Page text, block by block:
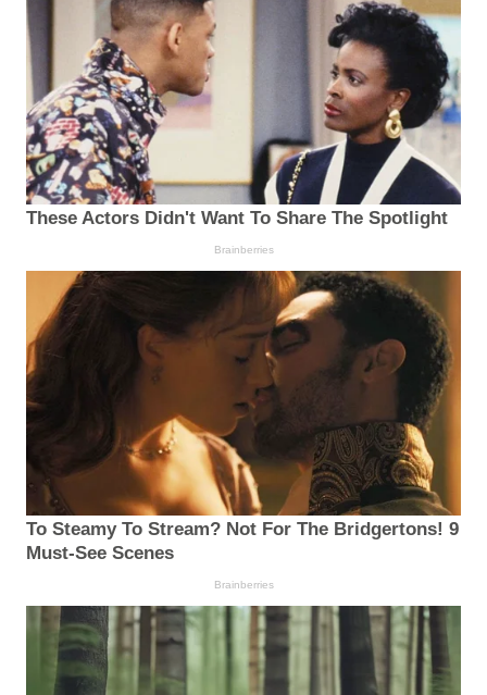
These Actors Didn't Want To Share The Spotlight
Brainberries
To Steamy To Stream? Not For The Bridgertons! 9
Must-See Scenes
Brainberries